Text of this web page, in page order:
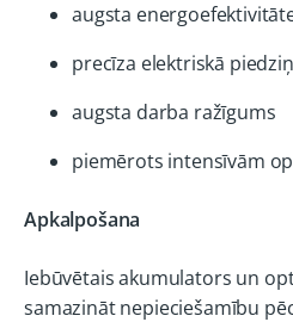
augsta
precīza elektriskā
augsta darba ražīgums
piemērots intensīvām
Apkalpošana
Iebūvētais akumulators un
samazināt nepieciešamību